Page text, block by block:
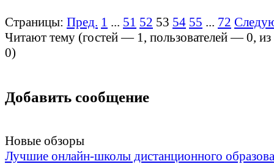
Страницы: Пред. 1 ... 51 52 53 54 55 ... 72
Читают тему (гостей — 1, пользователей —0,
0)
Добавить сообщение
Новые обзоры
Лучшие онлайн-школы дистанционного